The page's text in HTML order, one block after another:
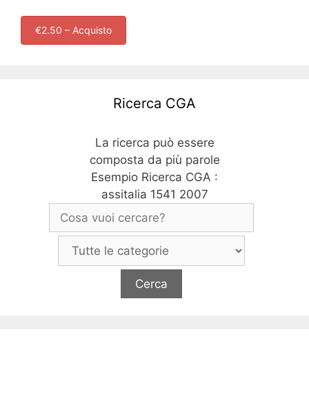
€2.50 – Acquisto
Ricerca CGA
La ricerca può essere
composta da più parole
Esempio Ricerca CGA :
assitalia 1541 2007